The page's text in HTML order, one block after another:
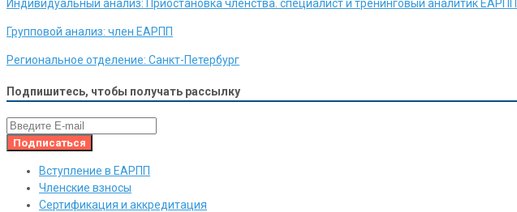
Индивидуальный анализ: Приостановка членства. специалист и тренинговый аналитик ЕАРПП
Групповой анализ: член ЕАРПП
Региональное отделение: Санкт-Петербург
Подпишитесь, чтобы получать рассылку
Вступление в ЕАРПП
Членские взносы
Сертификация и аккредитация